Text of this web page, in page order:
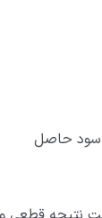
سود حاصل